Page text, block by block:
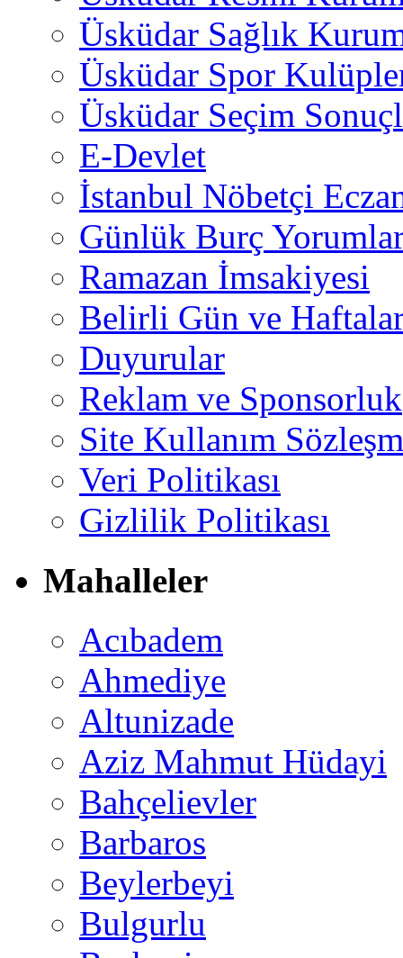
Üsküdar Sağlık
Üsküdar Spor
Üsküdar Seçim
E-Devlet
İstanbul Nöbetçi
Günlük Burç
Ramazan İmsakiyesi
Belirli Gün ve
Duyurular
Reklam ve Sponsorluk
Site Kullanım
Veri Politikası
Gizlilik Politikası
Mahalleler
Acıbadem
Ahmediye
Altunizade
Aziz Mahmut Hüdayi
Bahçelievler
Barbaros
Beylerbeyi
Bulgurlu